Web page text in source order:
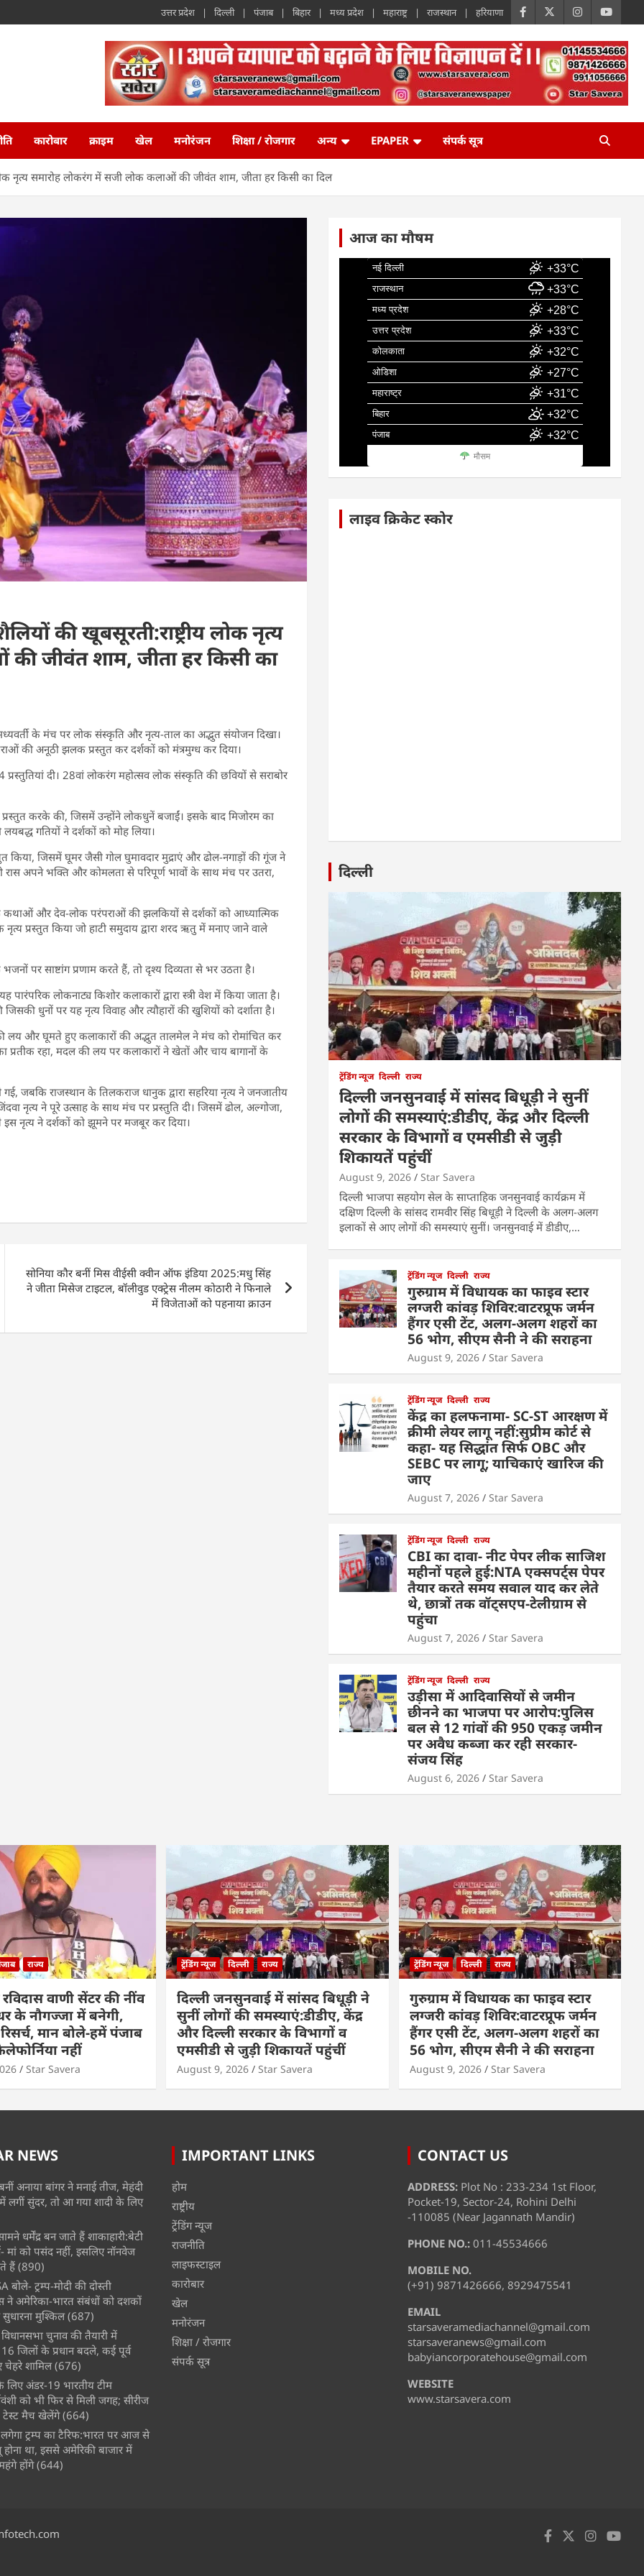
उत्तर प्रदेश दिल्ली पंजाब बिहार मध्य प्रदेश महाराष्ट्र राजस्थान हरियाणा
कारोबार क्राइम खेल मनोरंजन शिक्षा / रोजगार अन्य EPAPER संपर्क सूत्र
नृत्य समारोह लोकरंग में सजी लोक कलाओं की जीवंत शाम, जीता हर किसी का दिल
की खूबसूरती:राष्ट्रीय लोक नृत्य
जीवंत शाम, जीता हर किसी का
के मंच पर लोक संस्कृति और नृत्य-ताल का अद्भुत संयोजन दिखा।
की अनूठी झलक प्रस्तुत कर दर्शकों को मंत्रमुग्ध कर दिया।
दी। 28वां लोकरंग महोत्सव लोक संस्कृति की छवियों से सराबोर
करके की, जिसमें उन्होंने लोकधुनें बजाईं। इसके बाद मिजोरम का
गतियों ने दर्शकों को मोह लिया।
जिसमें घूमर जैसी गोल घुमावदार मुद्राएं और ढोल-नगाड़ों की गूंज ने
रास अपने भक्ति और कोमलता से परिपूर्ण भावों के साथ मंच पर उतरा,
कथाओं और देव-लोक परंपराओं की झलकियों से दर्शकों को आध्यात्मिक
प्रस्तुत किया जो हाटी समुदाय द्वारा शरद ऋतु में मनाए जाने वाले
पर साष्टांग प्रणाम करते हैं, तो दृश्य दिव्यता से भर उठता है।
लोकनाट्य किशोर कलाकारों द्वारा स्त्री वेश में किया जाता है।
धुनों पर यह नृत्य विवाह और त्यौहारों की खुशियों को दर्शाता है।
और घूमते हुए कलाकारों की अद्भुत तालमेल ने मंच को रोमांचित कर
प्रतीक रहा, मदल की लय पर कलाकारों ने खेतों और चाय बागानों के
जबकि राजस्थान के तिलकराज धानुक द्वारा सहरिया नृत्य ने जनजातीय
नृत्य ने पूरे उत्साह के साथ मंच पर प्रस्तुति दी। जिसमें ढोल, अल्गोजा,
नृत्य ने दर्शकों को झूमने पर मजबूर कर दिया।
सोनिया कौर बनीं मिस वीईसी क्वीन ऑफ इंडिया 2025:मधु सिंह
ने जीता मिसेज टाइटल, बॉलीवुड एक्ट्रेस नीलम कोठारी ने फिनाले
में विजेताओं को पहनाया क्राउन
आज का मौषम
नई दिल्ली +33°C
राजस्थान +33°C
मध्य प्रदेश +28°C
उत्तर प्रदेश +33°C
कोलकाता +32°C
ओडिशा +27°C
महाराष्ट्र +31°C
बिहार +32°C
पंजाब +32°C
मौसम
लाइव क्रिकेट स्कोर
दिल्ली
ट्रेंडिंग न्यूज दिल्ली राज्य
दिल्ली जनसुनवाई में सांसद बिधूड़ी ने सुनीं
लोगों की समस्याएं:डीडीए, केंद्र और दिल्ली
सरकार के विभागों व एमसीडी से जुड़ी
शिकायतें पहुंचीं
August 9, 2026 Star Savera
दिल्ली भाजपा सहयोग सेल के साप्ताहिक जनसुनवाई कार्यक्रम में
दक्षिण दिल्ली के सांसद रामवीर सिंह बिधूड़ी ने दिल्ली के अलग-अलग
इलाकों से आए लोगों की समस्याएं सुनीं। जनसुनवाई में डीडीए,…
ट्रेंडिंग न्यूज दिल्ली राज्य
गुरुग्राम में विधायक का फाइव स्टार
लग्जरी कांवड़ शिविर:वाटरप्रूफ जर्मन
हैंगर एसी टेंट, अलग-अलग शहरों का
56 भोग, सीएम सैनी ने की सराहना
August 9, 2026 Star Savera
ट्रेंडिंग न्यूज दिल्ली राज्य
केंद्र का हलफनामा- SC-ST आरक्षण में
क्रीमी लेयर लागू नहीं:सुप्रीम कोर्ट से
कहा- यह सिद्धांत सिर्फ OBC और
SEBC पर लागू; याचिकाएं खारिज की
जाए
August 7, 2026 Star Savera
ट्रेंडिंग न्यूज दिल्ली राज्य
CBI का दावा- नीट पेपर लीक साजिश
महीनों पहले हुई:NTA एक्सपर्ट्स पेपर
तैयार करते समय सवाल याद कर लेते
थे, छात्रों तक वॉट्सएप-टेलीग्राम से
पहुंचा
August 7, 2026 Star Savera
ट्रेंडिंग न्यूज दिल्ली राज्य
उड़ीसा में आदिवासियों से जमीन
छीनने का भाजपा पर आरोप:पुलिस
बल से 12 गांवों की 950 एकड़ जमीन
पर अवैध कब्जा कर रही सरकार-
संजय सिंह
August 6, 2026 Star Savera
राज्य
वाणी सेंटर की नींव
के नौगज्जा में बनेगी,
मान बोले-हमें पंजाब
नहीं
Star Savera
ट्रेंडिंग न्यूज दिल्ली राज्य
दिल्ली जनसुनवाई में सांसद बिधूड़ी ने
सुनीं लोगों की समस्याएं:डीडीए, केंद्र
और दिल्ली सरकार के विभागों व
एमसीडी से जुड़ी शिकायतें पहुंचीं
August 9, 2026 Star Savera
ट्रेंडिंग न्यूज दिल्ली राज्य
गुरुग्राम में विधायक का फाइव स्टार
लग्जरी कांवड़ शिविर:वाटरप्रूफ जर्मन
हैंगर एसी टेंट, अलग-अलग शहरों का
56 भोग, सीएम सैनी ने की सराहना
August 9, 2026 Star Savera
NEWS
अनाया बांगर ने मनाई तीज, मेहंदी
लगीं सुंदर, तो आ गया शादी के लिए
धर्मेंद्र बन जाते हैं शाकाहारी:बेटी
मां को पसंद नहीं, इसलिए नॉनवेज
हैं (890)
बोले- ट्रम्प-मोदी की दोस्ती
ने अमेरिका-भारत संबंधों को दशकों
मुश्किल (687)
चुनाव की तैयारी में
जिलों के प्रधान बदले, कई पूर्व
शामिल (676)
लिए अंडर-19 भारतीय टीम
को भी फिर से मिली जगह; सीरीज
मैच खेलेंगे (664)
ट्रम्प का टैरिफ:भारत पर आज से
था, इससे अमेरिकी बाजार में
होंगे (644)
IMPORTANT LINKS
होम
राष्ट्रीय
ट्रेंडिंग न्यूज
राजनीति
लाइफस्टाइल
कारोबार
खेल
मनोरंजन
शिक्षा / रोजगार
संपर्क सूत्र
CONTACT US
ADDRESS: Plot No : 233-234 1st Floor,
Pocket-19, Sector-24, Rohini Delhi
-110085 (Near Jagannath Mandir)
PHONE NO.: 011-45534666
MOBILE NO.
(+91) 9871426666, 8929475541
EMAIL
starsaveramediachannel@gmail.com
starsaveranews@gmail.com
babyiancorporatehouse@gmail.com
WEBSITE
www.starsavera.com